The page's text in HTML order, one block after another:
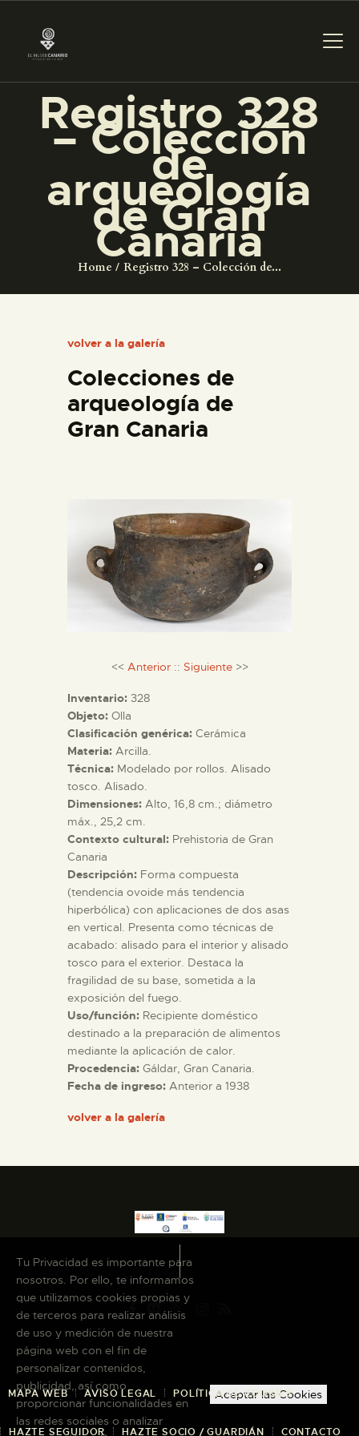
Registro 328
– Colección
de
arqueología
de Gran
Canaria
Home Registro 328 – Colección de...
PREPARAR LA VISITA
ACTIVIDADES
EL MUSEO
DIDÁCTICA
ESPAÑOL
ACTIVIDADES
EL MUSEO
COLECCIONES
DIDÁCTICA
ESPAÑOL
volver a la galería
Colecciones de
arqueología de
Gran Canaria
<< Anterior:: Siguiente>>
Inventario: 328
Objeto: Olla
Clasificación genérica: Cerámica
Materia: Arcilla.
Técnica: Modelado por rollos. Alisado
tosco. Alisado.
Dimensiones: Alto, 16,8 cm.; diámetro
máx., 25,2 cm.
Contexto cultural: Prehistoria de Gran
Canaria
Descripción: Forma compuesta
(tendencia ovoide más tendencia
hiperbólica) con aplicaciones de dos asas
en vertical. Presenta como técnicas de
acabado: alisado para el interior y alisado
tosco para el exterior. Destaca la
fragilidad de su base, sometida a la
exposición del fuego.
Uso/función: Recipiente doméstico
destinado a la preparación de alimentos
mediante la aplicación de calor.
Procedencia: Gáldar, Gran Canaria.
Fecha de ingreso: Anterior a 1938
volver a la galería
MAPA WEB AVISO LEGAL POLÍTICA DE COOKIES
HAZTE SEGUIDOR HAZTE SOCIO / GUARDIÁN CONTACTO
Tu Privacidad es importante para
nosotros. Por ello, te informamos
que utilizamos cookies propias y
de terceros para realizar análisis
de uso y medición de nuestra
página web con el fin de
personalizar contenidos,
publicidad, así como
proporcionar funcionalidades en
las redes sociales o analizar
Aceptar las Cookies